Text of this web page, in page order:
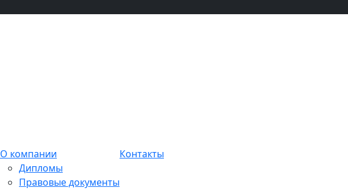
О компании
Дипломы
Правовые документы
Контакты